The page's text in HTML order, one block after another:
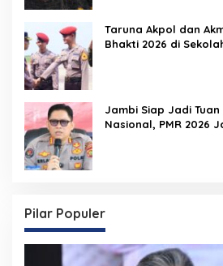
Taruna Akpol dan
Bhakti 2026 di
Jambi Siap Jadi Tuan
Nasional, PMR 2026
Pilar Populer